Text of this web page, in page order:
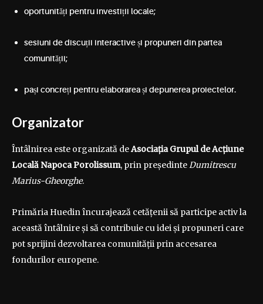
oportunități pentru investiții locale;
sesiuni de discuții interactive și propuneri din partea
comunității;
pași concreți pentru elaborarea și depunerea proiectelor.
Organizator
Întâlnirea este organizată deAsociația Grupul de Acțiune
Locală Napoca Porolissum, prin președinteDumitrescu
Marius-Gheorghe.
Primăria Huedin încurajează cetățenii să participe activ la
această întâlnire și să contribuie cu idei și propuneri care
pot sprijini dezvoltarea comunității prin accesarea
fondurilor europene.